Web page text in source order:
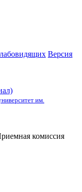
Версия
им.
комиссия